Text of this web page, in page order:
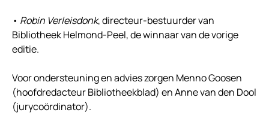
• Robin Verleisdonk, directeur-bestuurder van
Bibliotheek Helmond-Peel, de winnaar van de vorige
editie.
Voor ondersteuning en advies zorgen Menno Goosen
(hoofdredacteur Bibliotheekblad) en Anne van den Dool
(jurycoördinator).